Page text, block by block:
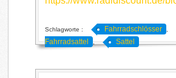
Schlagworte : Fahrradschlösser
Fahrradsattel
Sattel